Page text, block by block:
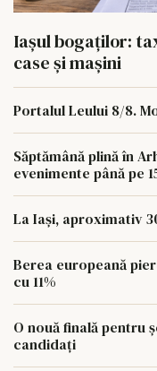
Iașul bogaților:
case și mașini
Portalul Leului 8/8.
Săptămână plină în
evenimente până pe
La Iași, aproximativ
Berea europeană
cu 11%
O nouă finală pentru
candidați